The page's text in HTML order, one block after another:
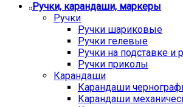
Ручки, карандаши, маркеры
Ручки
Ручки шариковые
Ручки гелевые
Ручки на подставке и
Ручки приколы
Карандаши
Карандаши
Карандаши